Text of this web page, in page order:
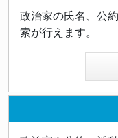
政治家の氏名、公
索が行えます。